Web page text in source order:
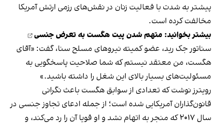
پیشتر به شدت با فعالیت زنان در نقش‌های رزمی ارتش آمریکا
مخالفت کرده است.
بیشتر بخوانید: متهم شدن پیت هگست به تعرض جنسی
سناتور جک رید، عضو کمیته نیروهای مسلح سنا، گفت: «آقای
هگست، من معتقد نیستم که شما صلاحیت پاسخگویی به
مسئولیت‌های بسیار بالای این شغل را داشته باشید.»
رویترز نوشت که تعدادی از سوابق هگست باعث نگرانی
قانون‌گذاران آمریکایی شده است؛ از جمله ادعای تجاوز جنسی در
سال ۲۰۱۷ که منجر به اتهام نشد و او قویا آن را رد می‌کند، و